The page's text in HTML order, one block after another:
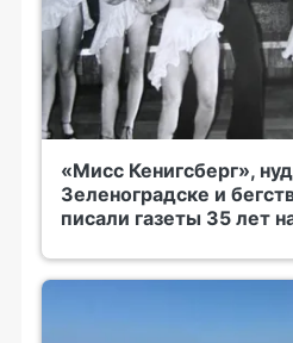
«Мисс Кенигсберг»,
Зеленоградске и
писали газеты 35 лет